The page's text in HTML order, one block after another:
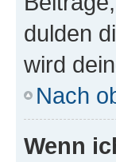
dulden
wird
Nach
Wenn